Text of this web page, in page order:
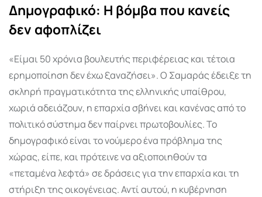
Δημογραφικό: Η βόμβα που κανείς
δεν αφοπλίζει
«Είμαι 50 χρόνια βουλευτής περιφέρειας και τέτοια
ερημοποίηση δεν έχω ξαναζήσει». Ο Σαμαράς έδειξε τη
σκληρή πραγματικότητα της ελληνικής υπαίθρου,
χωριά αδειάζουν, η επαρχία σβήνει και κανένας από το
πολιτικό σύστημα δεν παίρνει πρωτοβουλίες. Το
δημογραφικό είναι το νούμερο ένα πρόβλημα της
χώρας, είπε, και πρότεινε να αξιοποιηθούν τα
«πεταμένα λεφτά» σε δράσεις για την επαρχία και τη
στήριξη της οικογένειας. Αντί αυτού, η κυβέρνηση